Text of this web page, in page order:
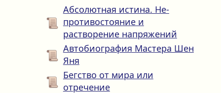
Абсолютная истина. Не-
противостояние и
растворение напряжений
Автобиография Мастера Шен
Яня
Бегство от мира или
отречение